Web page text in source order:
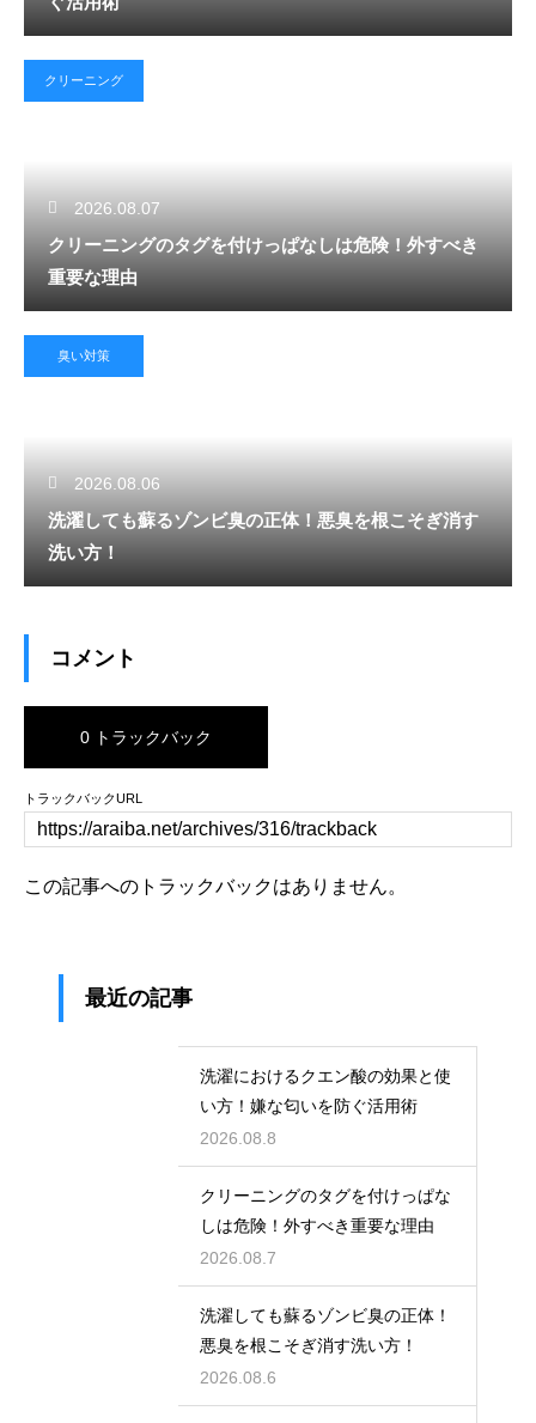
クリーニング
2026.08.07
クリーニングのタグを付けっぱなしは危険！外すべき
重要な理由
臭い対策
2026.08.06
洗濯しても蘇るゾンビ臭の正体！悪臭を根こそぎ消す
洗い方！
コメント
0 トラックバック
トラックバックURL
この記事へのトラックバックはありません。
最近の記事
洗濯におけるクエン酸の効果と使
い方！嫌な匂いを防ぐ活用術
2026.08.8
クリーニングのタグを付けっぱな
しは危険！外すべき重要な理由
2026.08.7
洗濯しても蘇るゾンビ臭の正体！
悪臭を根こそぎ消す洗い方！
2026.08.6